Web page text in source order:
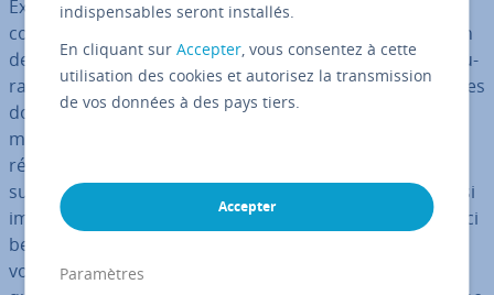
Excel permet aux uti­li­sa­teurs de faire des calculs
complexes fa­ci­le­ment. Des fonctions comme la création
de listes, de tableaux ou de sta­tis­tiques clairs, la struc­tu­
ra­tion de chiffres et de valeurs ainsi que la gestion de ces
données fa­ci­li­tent le travail au bureau comme à la
maison. Si toutefois vous souhaitez présenter les
résultats de travail cor­res­pon­dants non pas sur un
support numérique, mais
, vous pouvez aussi
imprimer vos tableaux et gra­phiques. Vous n’avez pas ici
besoin d’imprimer l’in­té­gra­lité des feuilles de travail :
vous pouvez au lieu de cela ne sé­lec­tion­ner que
indispensables seront installés.
En cliquant surAccepter, vous consentez à cette
utilisation des cookies et autorisez la transmission
de vos données à des pays tiers.
Accepter
Paramètres